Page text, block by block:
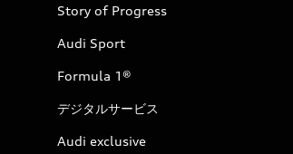
Story of Progress
Audi Sport
Formula 1®
デジタルサービス
Audi exclusive